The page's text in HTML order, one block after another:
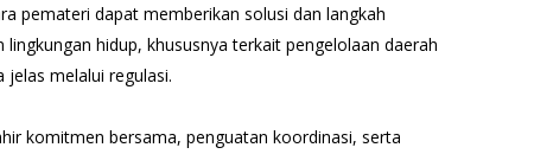
pemateri dapat memberikan solusi dan langkah
hidup, khususnya terkait pengelolaan daerah
jelas melalui regulasi.
komitmen bersama, penguatan koordinasi, serta